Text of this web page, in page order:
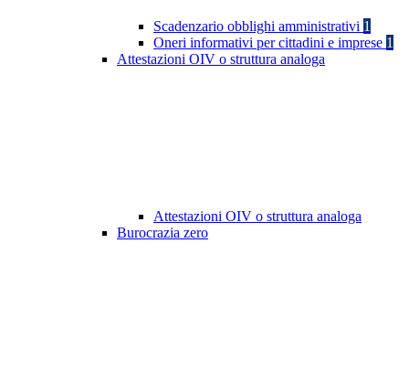
Scadenzario obblighi amministrativi 1
Oneri informativi per cittadini e imprese 1
Attestazioni OIV o struttura analoga
Attestazioni OIV o struttura analoga
Burocrazia zero